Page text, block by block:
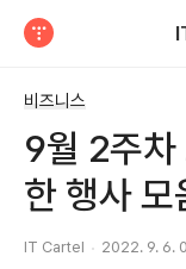
비즈니스
9월 2주차
한 행사 모
IT Cartel 2022. 9. 6.